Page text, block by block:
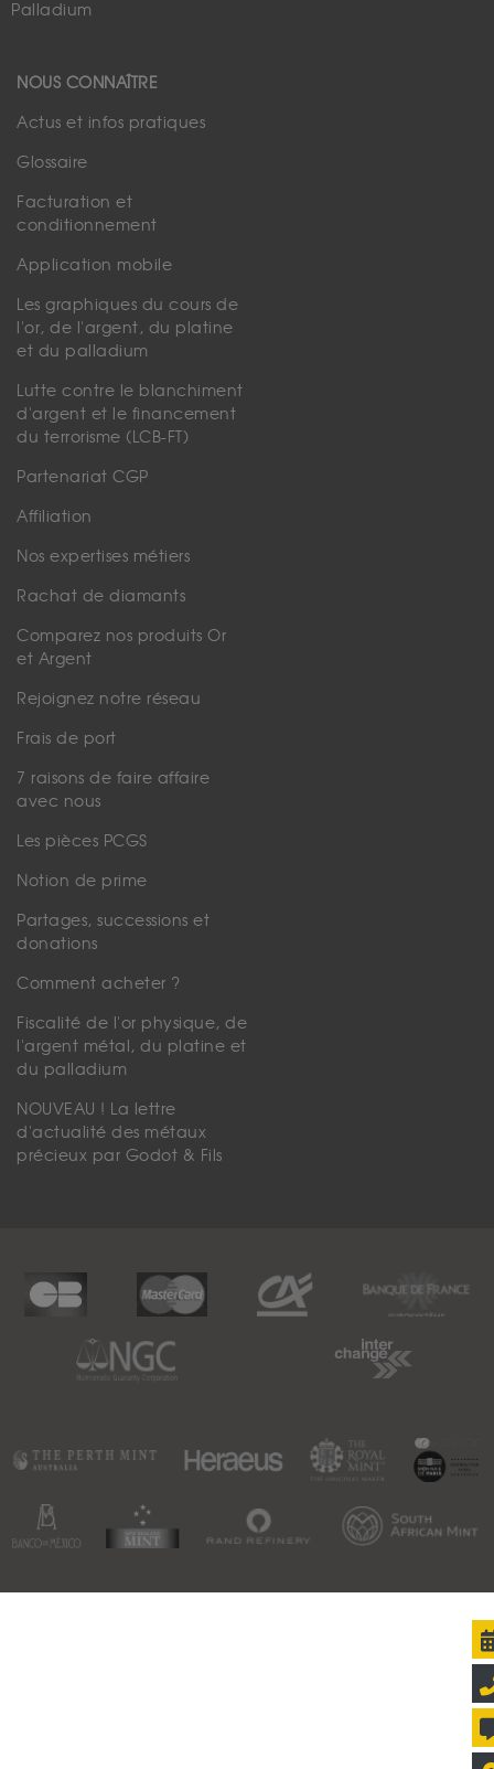
Palladium
NOUS CONNAÎTRE
Actus et infos pratiques
Glossaire
Facturation et
conditionnement
Application mobile
Les graphiques du cours de
l'or, de l'argent, du platine
et du palladium
Lutte contre le blanchiment
d'argent et le financement
du terrorisme (LCB-FT)
Partenariat CGP
Affiliation
Nos expertises métiers
Rachat de diamants
Comparez nos produits Or
et Argent
Rejoignez notre réseau
Frais de port
7 raisons de faire affaire
avec nous
Les pièces PCGS
Notion de prime
Partages, successions et
donations
Comment acheter ?
Fiscalité de l'or physique, de
l'argent métal, du platine et
du palladium
NOUVEAU ! La lettre
d'actualité des métaux
précieux par Godot & Fils